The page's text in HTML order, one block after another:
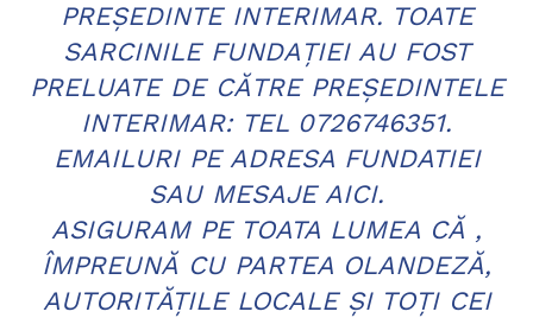
PREȘEDINTE INTERIMAR. TOATE
SARCINILE FUNDAȚIEI AU FOST
PRELUATE DE CĂTRE PREȘEDINTELE
INTERIMAR: TEL 0726746351.
EMAILURI PE ADRESA FUNDATIEI
SAU MESAJE AICI.
ASIGURAM PE TOATA LUMEA CĂ ,
ÎMPREUNĂ CU PARTEA OLANDEZĂ,
AUTORITĂȚILE LOCALE ȘI TOȚI CEI